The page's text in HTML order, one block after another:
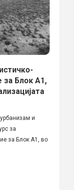
за Блок А1,
и
за
за Блок А1, во